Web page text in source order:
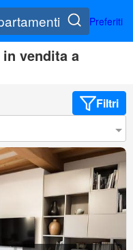
Preferiti
vendita a
Filtri